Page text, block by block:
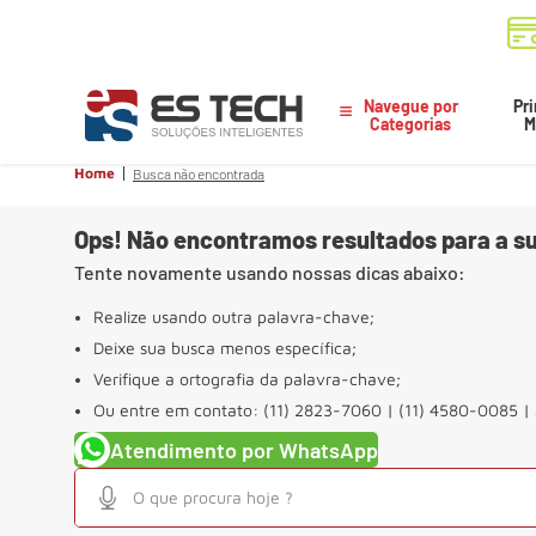
Navegue por
Categorias
Home Busca não encontrada
Ops! Não encontramos resultados para a
Tente novamente usando nossas dicas abaixo:
Realize usando outra palavra-chave;
Deixe sua busca menos específica;
Verifique a ortografia da palavra-chave;
Ou entre em contato: (11) 2823-7060 | (11) 4580-0085 |
Atendimento por WhatsApp
O que procura hoje ?